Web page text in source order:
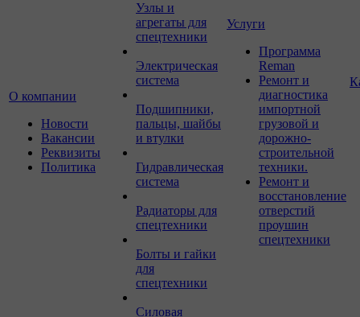
О компании
Новости
Вакансии
Реквизиты
Политика
Узлы и
агрегаты для
спецтехники
Электрическая
система
Подшипники,
пальцы, шайбы
и втулки
Гидравлическая
система
Радиаторы для
спецтехники
Болты и гайки
для
спецтехники
Силовая
Услуги
Программа
Reman
Ремонт и
диагностика
импортной
грузовой и
дорожно-
строительной
техники.
Ремонт и
восстановление
отверстий
проушин
спецтехники